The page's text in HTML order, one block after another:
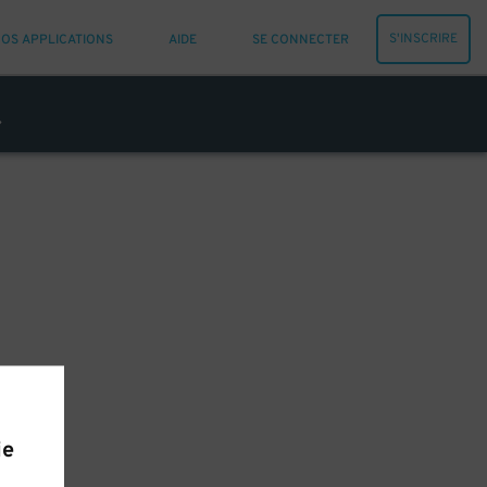
APPLICATIONS AIDE SE CONNECTER S'INSCRIRE